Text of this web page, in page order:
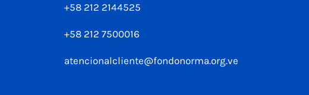
+58 212 2144525
+58 212 7500016
atencionalcliente@fondonorma.org.ve